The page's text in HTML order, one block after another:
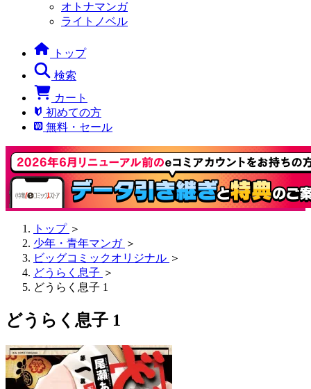
オトナマンガ
ライトノベル
トップ
検索
カート
初めての方
無料・セール
トップ ＞
少年・青年マンガ ＞
ビッグコミックオリジナル ＞
どうらく息子 ＞
どうらく息子 1
どうらく息子 1